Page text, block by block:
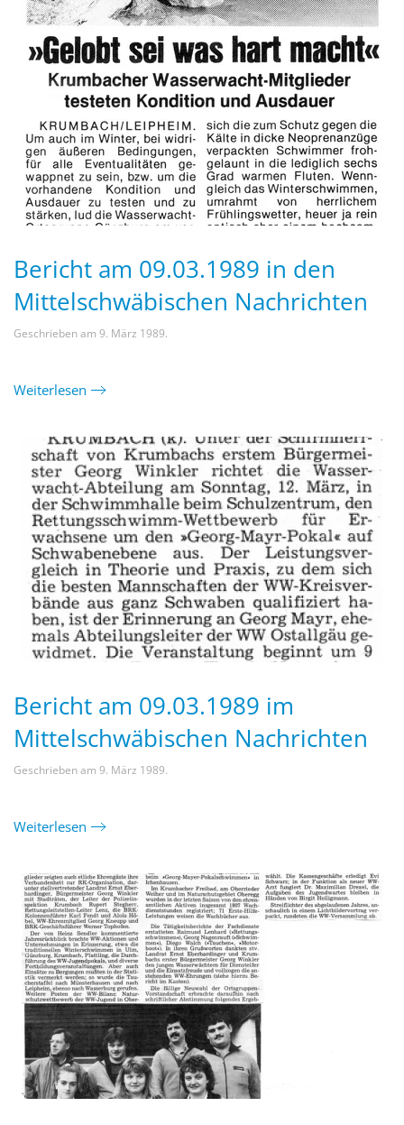
Bericht am 09.03.1989 in den
Mittelschwäbischen Nachrichten
Geschrieben am 9. März 1989.
Weiterlesen
Bericht am 09.03.1989 im
Mittelschwäbischen Nachrichten
Geschrieben am 9. März 1989.
Weiterlesen